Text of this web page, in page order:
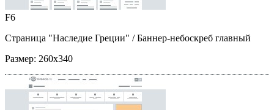
F6
Страница "Наследие Греции" / Баннер-небоскреб главный
Размер: 260x340